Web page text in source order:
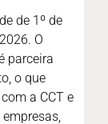
de 1º de
O
parceira
o que
a CCT e